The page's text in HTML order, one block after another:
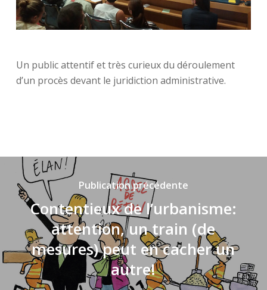
Un public attentif et très curieux du déroulement
d’un procès devant le juridiction administrative.
Publication précédente
Contentieux de l’urbanisme:
attention, un train (de
mesures) peut en cacher un
autre!